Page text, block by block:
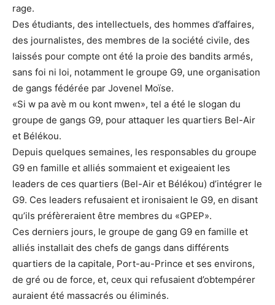
rage.
Des étudiants, des intellectuels, des hommes d’affaires,
des journalistes, des membres de la société civile, des
laissés pour compte ont été la proie des bandits armés,
sans foi ni loi, notamment le groupe G9, une organisation
de gangs fédérée par Jovenel Moïse.
«Si w pa avè m ou kont mwen», tel a été le slogan du
groupe de gangs G9, pour attaquer les quartiers Bel-Air
et Bélékou.
Depuis quelques semaines, les responsables du groupe
G9 en famille et alliés sommaient et exigeaient les
leaders de ces quartiers (Bel-Air et Bélékou) d’intégrer le
G9. Ces leaders refusaient et ironisaient le G9, en disant
qu’ils préfèreraient être membres du «GPEP».
Ces derniers jours, le groupe de gang G9 en famille et
alliés installait des chefs de gangs dans différents
quartiers de la capitale, Port-au-Prince et ses environs,
de gré ou de force, et, ceux qui refusaient d’obtempérer
auraient été massacrés ou éliminés.